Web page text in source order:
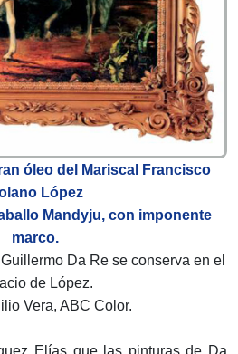
óleo del Mariscal Francisco
López
Mandyju, con imponente
marco.
Da Re se conserva en el
de López.
Vera, ABC Color.
Elías que las pinturas de Da